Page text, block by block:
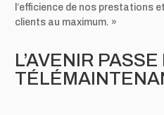
l’efficience de nos prestations
clients au maximum. »
L’AVENIR